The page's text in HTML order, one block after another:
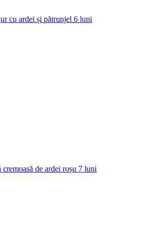
cu ardei și pătrunjel 6 luni
cremoasă de ardei roșu 7 luni